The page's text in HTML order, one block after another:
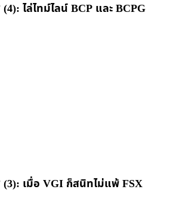
ไล่ไทม์ไลน์ BCP และ BCPG
(3): เมื่อ VGI ก็สนิทไม่แพ้ FSX